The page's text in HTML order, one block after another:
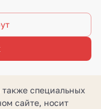
специальных
сайте, носит